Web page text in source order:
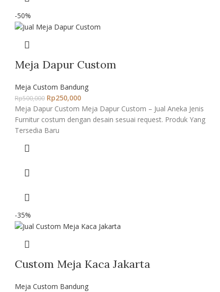
-50%
Meja Dapur Custom
Meja Custom Bandung
Rp500,000 Rp250,000
Meja Dapur Custom Meja Dapur Custom – Jual Aneka Jenis
Furnitur costum dengan desain sesuai request. Produk Yang
Tersedia Baru
-35%
Custom Meja Kaca Jakarta
Meja Custom Bandung